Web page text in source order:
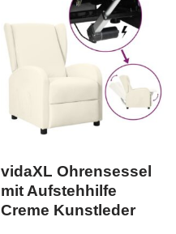
vidaXL Ohrensessel
mit Aufstehhilfe
Creme Kunstleder